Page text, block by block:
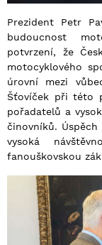
Prezident Petr
budoucnost
potvrzení, že
motocyklového
úrovní mezi
Šťovíček při této
pořadatelů a
činovníků.
vysoká
fanouškovskou